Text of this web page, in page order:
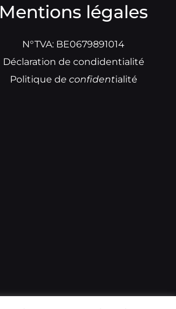
Mentions légales
N°TVA: BE0679891014
Déclaration de condidentialité
Politique de confidentialité